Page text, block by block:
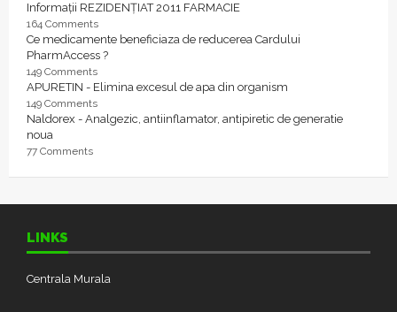
Informații REZIDENȚIAT 2011 FARMACIE
164 Comments
Ce medicamente beneficiaza de reducerea Cardului
PharmAccess ?
149 Comments
APURETIN - Elimina excesul de apa din organism
149 Comments
Naldorex - Analgezic, antiinflamator, antipiretic de generatie
noua
77 Comments
LINKS
Centrala Murala